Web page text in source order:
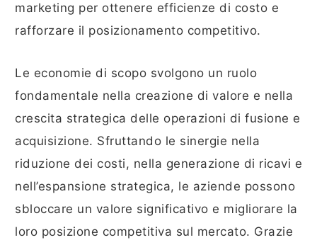
marketing per ottenere efficienze di costo e
rafforzare il posizionamento competitivo.
Le economie di scopo svolgono un ruolo
fondamentale nella creazione di valore e nella
crescita strategica delle operazioni di fusione e
acquisizione. Sfruttando le sinergie nella
riduzione dei costi, nella generazione di ricavi e
nell’espansione strategica, le aziende possono
sbloccare un valore significativo e migliorare la
loro posizione competitiva sul mercato. Grazie